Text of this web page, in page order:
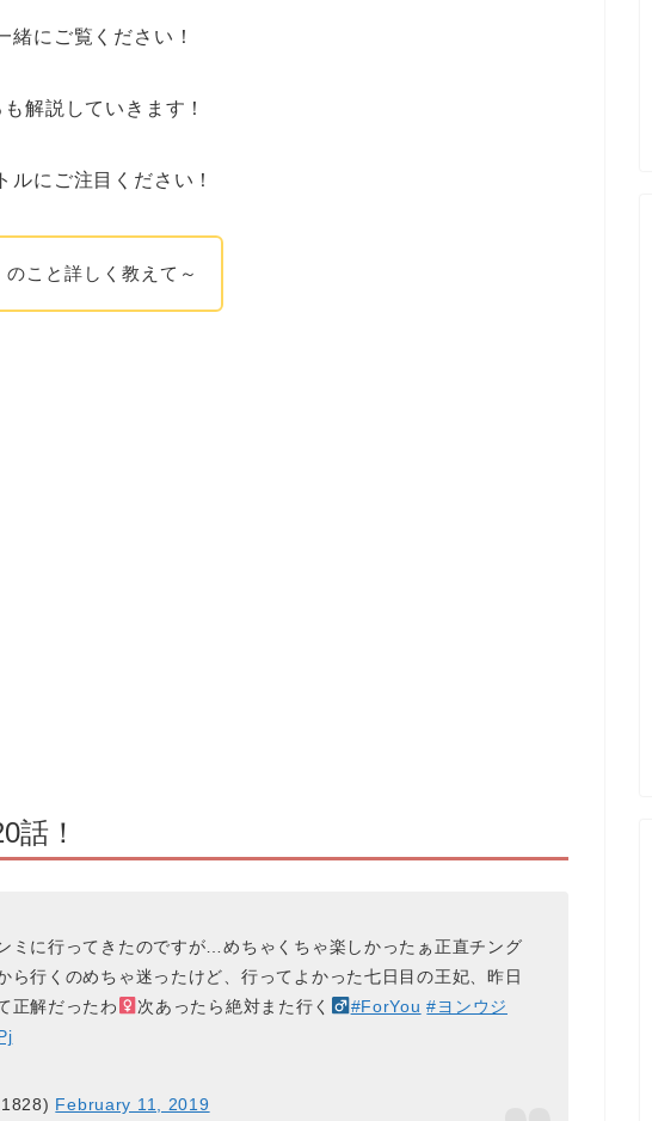
緒にご覧ください！
解説していきます！
ルにご注目ください！
のこと詳しく教えて～
話！
ミに行ってきたのですが…めちゃくちゃ楽しかったぁ正直チング
ら行くのめちゃ迷ったけど、行ってよかった七日目の王妃、昨日
正解だったわ‍
次あったら絶対また行く‍ #ForYou #ヨンウジ
February 11, 2019